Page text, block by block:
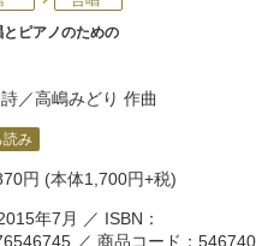
とピアノのための
詩／高嶋みどり 作曲
読み
円 (本体1,700円+税)
年7月 ／ ISBN：
／ 商品コード：546740